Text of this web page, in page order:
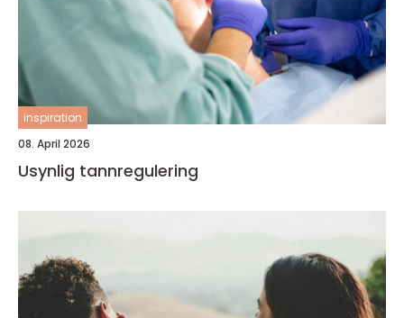
inspiration
08. April 2026
Usynlig tannregulering